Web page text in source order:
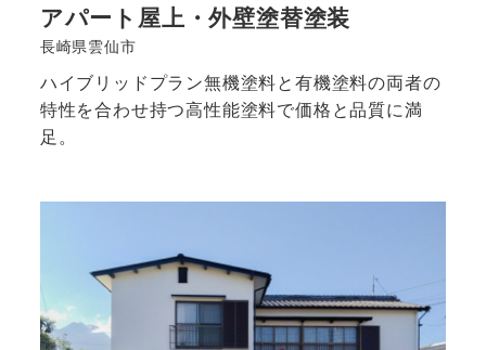
アパート屋上・外壁塗替塗装
長崎県雲仙市
ハイブリッドプラン無機塗料と有機塗料の両者の
特性を合わせ持つ高性能塗料で価格と品質に満
足。
詳
は
こ
ち